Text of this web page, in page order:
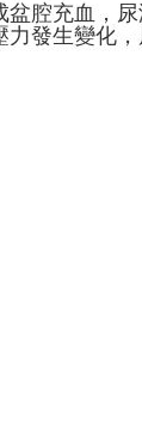
腔充血，
發生變化